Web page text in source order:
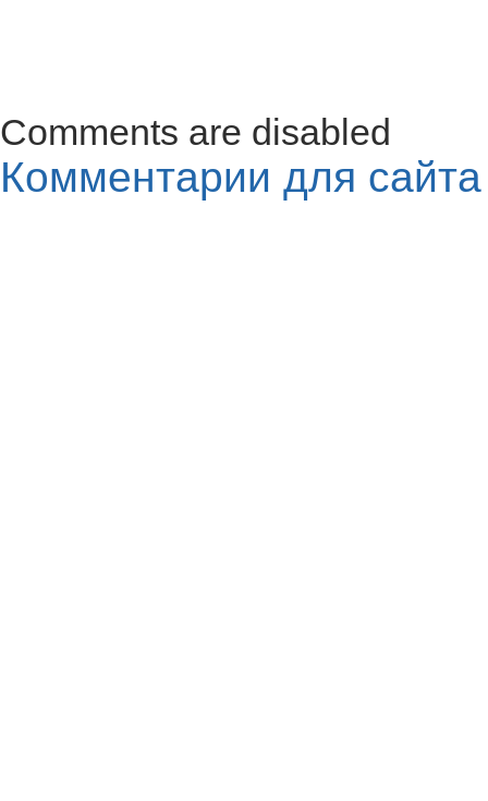
Comments are disabled
Комментарии для